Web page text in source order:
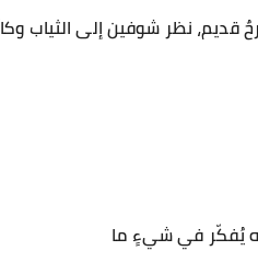
نظر شوفين إلى الثياب
يُفكّر في شيءٍ ما